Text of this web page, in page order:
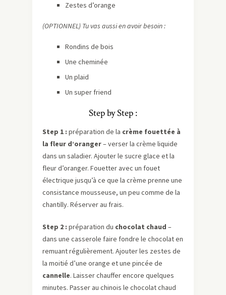
Zestes d’orange
(OPTIONNEL) Tu vas aussi en avoir besoin :
Rondins de bois
Une cheminée
Un plaid
Un super friend
Step by Step :
Step 1 : préparation de la crème fouettée à
la fleur d’oranger– verser la crème liquide
dans un saladier. Ajouter le sucre glace et la
fleur d’oranger. Fouetter avec un fouet
électrique jusqu’à ce que la crème prenne une
consistance mousseuse, un peu comme de la
chantilly. Réserver au frais.
Step 2 : préparation du chocolat chaud –
dans une casserole faire fondre le chocolat en
remuant régulièrement. Ajouter les zestes de
la moitié d’une orange et une pincée de
cannelle. Laisser chauffer encore quelques
minutes. Passer au chinois le chocolat chaud